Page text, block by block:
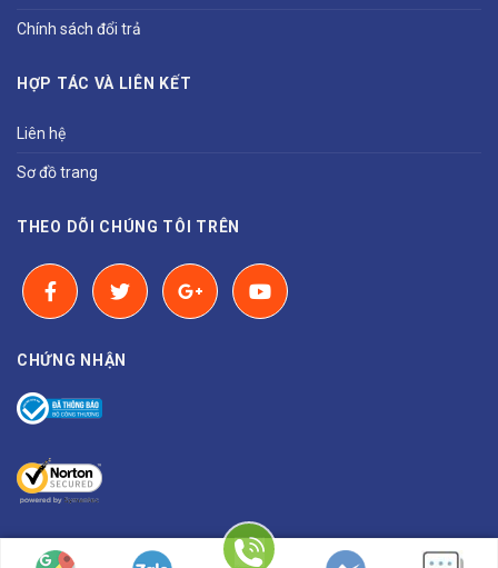
Chính sách đổi trả
HỢP TÁC VÀ LIÊN KẾT
Liên hệ
Sơ đồ trang
THEO DÕI CHÚNG TÔI TRÊN
CHỨNG NHẬN